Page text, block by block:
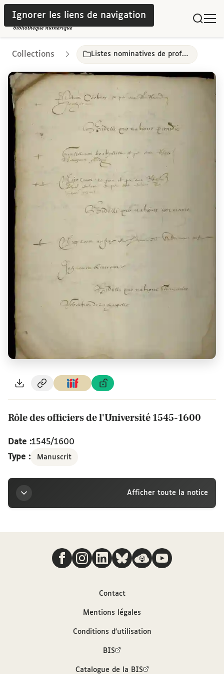
Ignorer les liens de navigation
Collections Listes nominatives de professeurs, de gradués et d’officiers de l’université de Paris, 16e-18e siècles
Rôle des officiers de l'Université 1545-1600
Date :1545/1600
Type :
Manuscrit
Afficher toute la notice
Titre
Rôle des officiers de l'Université 1545-1600
Sorbonne, cote : MSAU 92-1
Description hiérarchisée dans le catalogue
des archives et manuscrits Calames
Nous suivre
Contact
Mentions légales
Conditions d'utilisation
BIS
Catalogue de la BIS